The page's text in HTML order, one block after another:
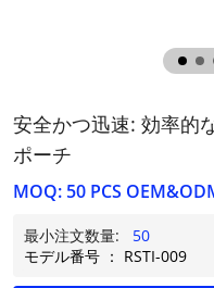
安全かつ迅速: 効率的
ポーチ
MOQ: 50 PCS
最小注文数量:
50
モデル番号 ： RSTI-009